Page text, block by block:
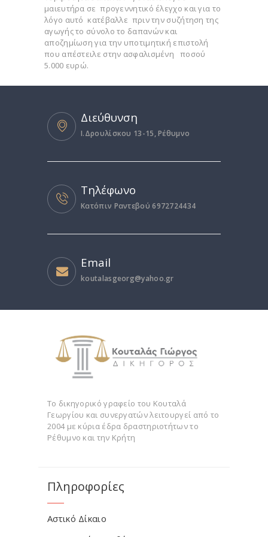
μαιευτήρα σε προγεννητικό έλεγχο και για το
λόγο αυτό κατέβαλλε πριν την συζήτηση της
αγωγής το σύνολο το δαπανών και
αποζημίωση για την υποτιμητική επιστολή
που απέστειλε στην ασφαλισμένη ποσού
5.000 ευρώ.
Διεύθυνση
I.Δρουλίσκου 13-15, Ρέθυμνο
Τηλέφωνο
Κατόπιν Ραντεβού 6972724434
Email
koutalasgeorg@yahoo.gr
Το δικηγορικό γραφείο του Κουταλά
Γεωργίου και συνεργατών λειτουργεί από το
2004 με κύρια έδρα δραστηριοτήτων το
Ρέθυμνο και την Κρήτη
Πληροφορίες
Αστικό Δίκαιο